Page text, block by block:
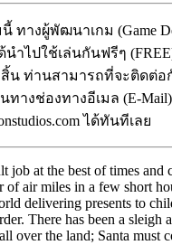
ทางผู้พัฒนาเกม (Game
ำไปใช้เล่นกันฟรีๆ
สิ้น ท่านสามารถที่จะติดต่
างช่องทางอีเมล (E-
ได้ทันทีเลย
job at the best of times and
of air miles in a few short
delivering presents to
There has been a sleigh
over the land; Santa must